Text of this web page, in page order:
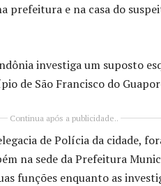
prefeitura e na casa do
investiga um suposto
de São Francisco do
Continua após a publicidade..
de Polícia da cidade,
na sede da Prefeitura
funções enquanto as